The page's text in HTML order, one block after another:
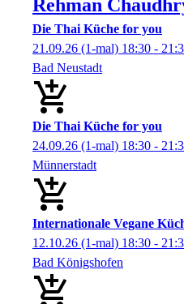
Rehman
Die Thai Küche for you
21.09.26 (1-mal) 18:30 -
Bad Neustadt
Die Thai Küche for you
24.09.26 (1-mal) 18:30 -
Münnerstadt
Internationale Vegane
12.10.26 (1-mal) 18:30 -
Bad Königshofen